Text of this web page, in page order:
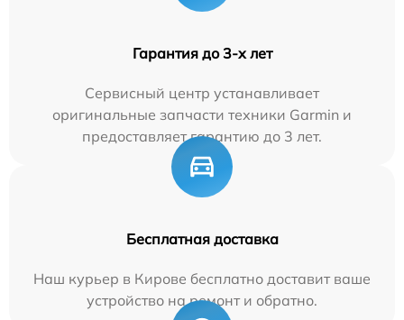
Гарантия до 3-х лет
Сервисный центр устанавливает
оригинальные запчасти техники Garmin и
предоставляет гарантию до 3 лет.
Бесплатная доставка
Наш курьер в Кирове бесплатно доставит ваше
устройство на ремонт и обратно.